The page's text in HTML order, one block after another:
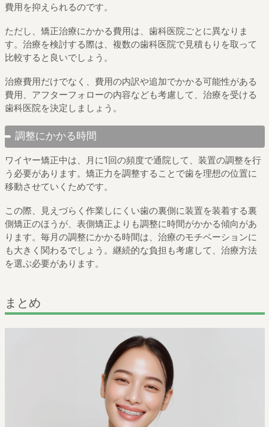
費用を抑えられるのです。
ただし、矯正治療にかかる費用は、歯科医院ごとに異なりま
す。治療を検討する際は、複数の歯科医院で見積もりを取って
比較すると良いでしょう。
治療費用だけでなく、費用の内訳や追加でかかる可能性がある
費用、アフターフォローの内容なども考慮して、治療を受ける
歯科医院を決定しましょう。
調整にかかる時間
ワイヤー矯正中は、月に1回の頻度で通院して、装置の調整を行
う必要があります。矯正力を調整することで歯を理想の位置に
移動させていくためです。
この際、見えづらく作業しにくい歯の裏側に装置を装着する裏
側矯正のほうが、表側矯正よりも調整に時間がかかる傾向があ
ります。毎月の調整にかかる時間は、治療のモチベーションに
も大きく関わるでしょう。継続的な負担も考慮して、治療方法
を選ぶ必要があります。
まとめ